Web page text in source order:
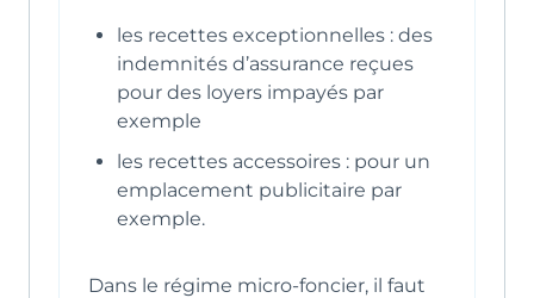
les recettes exceptionnelles : des
indemnités d’assurance reçues
pour des loyers impayés par
exemple
les recettes accessoires : pour un
emplacement publicitaire par
exemple.
Dans le régime micro-foncier, il faut